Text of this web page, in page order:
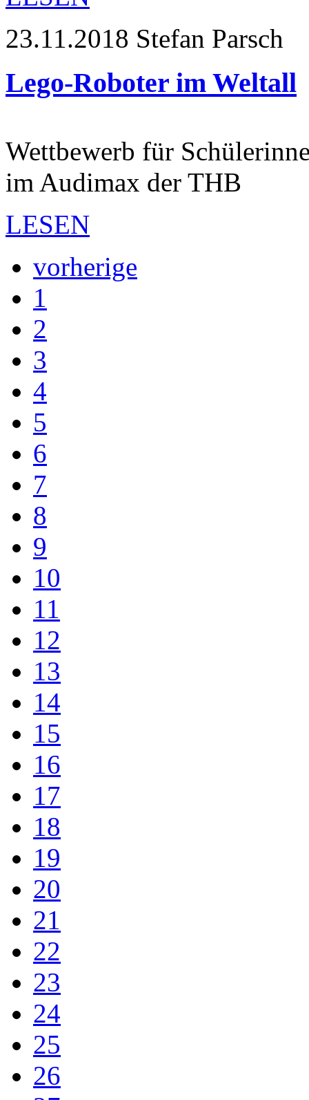
23.11.2018 Stefan Parsch
Lego-Roboter im Weltall
Wettbewerb für
im Audimax der THB
LESEN
vorherige
1
2
3
4
5
6
7
8
9
10
11
12
13
14
15
16
17
18
19
20
21
22
23
24
25
26